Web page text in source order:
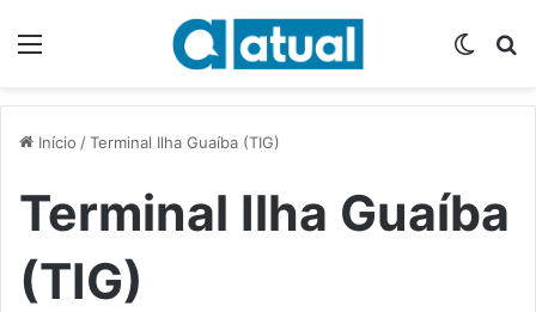
Início /Terminal Ilha Guaíba (TIG)
Terminal Ilha Guaíba
(TIG)